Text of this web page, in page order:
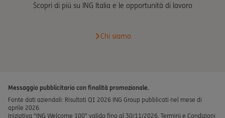
Scopri di più su ING Italia e le opportunità di lavoro
Chi siamo
Messaggio pubblicitario con finalità promozionale.
Fonte dati aziendali: Risultati Q1 2026 ING Group pubblicati nel mese di
aprile 2026.
Iniziativa “ING Welcome 100” valida fino al 30/11/2026. Termini e Condizioni